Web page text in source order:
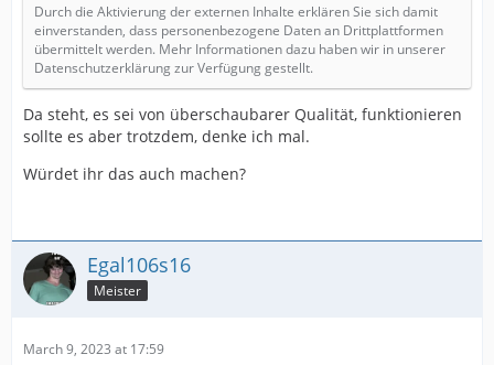
Durch die Aktivierung der externen Inhalte erklären Sie sich damit
einverstanden, dass personenbezogene Daten an Drittplattformen
übermittelt werden. Mehr Informationen dazu haben wir in unserer
Datenschutzerklärung zur Verfügung gestellt.
Da steht, es sei von überschaubarer Qualität, funktionieren
sollte es aber trotzdem, denke ich mal.
Würdet ihr das auch machen?
Egal106s16
Meister
March 9, 2023 at 17:59